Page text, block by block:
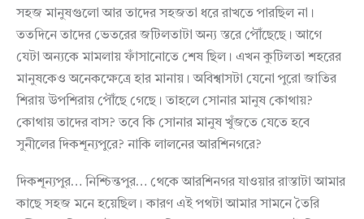
সহজ মানুষগুলো আর তাদের সহজতা ধরে রাখতে পারছিল না।
ততদিনে তাদের ভেতরের জটিলতাটা অন্য স্তরে পৌঁছেছে। আগে
যেটা অন্যকে মামলায় ফাঁসানোতে শেষ ছিল। এখন কুটিলতা শহরের
মানুষকেও অনেকক্ষেত্রে হার মানায়। অবিশ্বাসটা যেনো পুরো জাতির
শিরায় উপশিরায় পৌঁছে গেছে। তাহলে সোনার মানুষ কোথায়?
কোথায় তাদের বাস? তবে কি সোনার মানুষ খুঁজতে যেতে হবে
সুনীলের দিকশূন্যপুরে? নাকি লালনের আরশিনগরে?
দিকশূন্যপুর… নিশ্চিন্তপুর… থেকে আরশিনগর যাওয়ার রাস্তাটা আমার
কাছে সহজ মনে হয়েছিল। কারণ এই পথটা আমার সামনে তৈরি